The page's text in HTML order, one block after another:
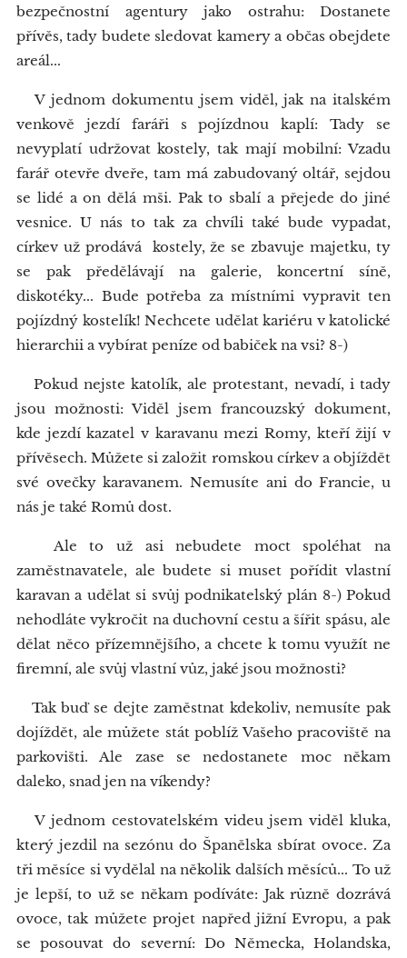
bezpečnostní agentury jako ostrahu: Dostanete
přívěs, tady budete sledovat kamery a občas obejdete
areál...
V jednom dokumentu jsem viděl, jak na italském
venkově jezdí faráři s pojízdnou kaplí: Tady se
nevyplatí udržovat kostely, tak mají mobilní: Vzadu
farář otevře dveře, tam má zabudovaný oltář, sejdou
se lidé a on dělá mši. Pak to sbalí a přejede do jiné
vesnice. U nás to tak za chvíli také bude vypadat,
církev už prodává kostely, že se zbavuje majetku, ty
se pak předělávají na galerie, koncertní síně,
diskotéky... Bude potřeba za místními vypravit ten
pojízdný kostelík! Nechcete udělat kariéru v katolické
hierarchii a vybírat peníze od babiček na vsi? 8-)
Pokud nejste katolík, ale protestant, nevadí, i tady
jsou možnosti: Viděl jsem francouzský dokument,
kde jezdí kazatel v karavanu mezi Romy, kteří žijí v
přívěsech. Můžete si založit romskou církev a objíždět
své ovečky karavanem. Nemusíte ani do Francie, u
nás je také Romů dost.
Ale to už asi nebudete moct spoléhat na
zaměstnavatele, ale budete si muset pořídit vlastní
karavan a udělat si svůj podnikatelský plán 8-) Pokud
nehodláte vykročit na duchovní cestu a šířit spásu, ale
dělat něco přízemnějšího, a chcete k tomu využít ne
firemní, ale svůj vlastní vůz, jaké jsou možnosti?
Tak buď se dejte zaměstnat kdekoliv, nemusíte pak
dojíždět, ale můžete stát poblíž Vašeho pracoviště na
parkovišti. Ale zase se nedostanete moc někam
daleko, snad jen na víkendy?
V jednom cestovatelském videu jsem viděl kluka,
který jezdil na sezónu do Španělska sbírat ovoce. Za
tři měsíce si vydělal na několik dalších měsíců... To už
je lepší, to už se někam podíváte: Jak různě dozrává
ovoce, tak můžete projet napřed jižní Evropu, a pak
se posouvat do severní: Do Německa, Holandska,